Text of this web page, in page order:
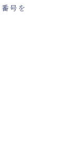
号を